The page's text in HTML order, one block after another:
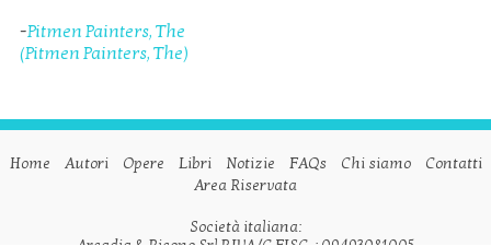
-Pitmen Painters, The
(Pitmen Painters, The)
Home Autori Opere Libri Notizie FAQs Chi siamo
Contatti
Area Riservata
Società italiana: